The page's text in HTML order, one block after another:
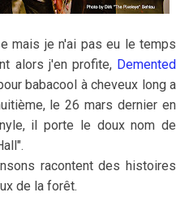
mais je n'ai pas eu le temps
alors j'en profite, Demented
babacool à cheveux long a
le 26 mars dernier en
il porte le doux nom de
racontent des histoires
de la forêt.